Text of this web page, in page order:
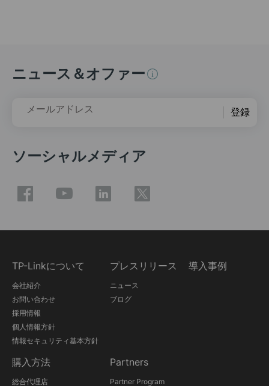
ニュース＆オファー
メールアドレス 登録
ソーシャルメディア
TP-Linkについて
会社紹介
お問い合わせ
採用情報
個人情報方針
情報セキュリティ基本方針
プレスリリース
ニュース
ブログ
導入事例
購入方法
総合代理店
Partners
Partner Program